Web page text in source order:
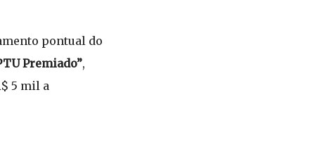
pontual do
Premiado”,
5 mil a